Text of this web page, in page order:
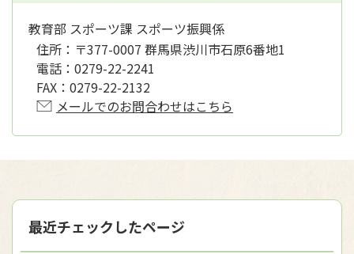
教育部 スポーツ課 スポーツ振興係
住所： 〒377-0007 群馬県渋川市石原6番地1
電話： 0279-22-2241
FAX： 0279-22-2132
メールでのお問合わせはこちら
最近チェックしたページ